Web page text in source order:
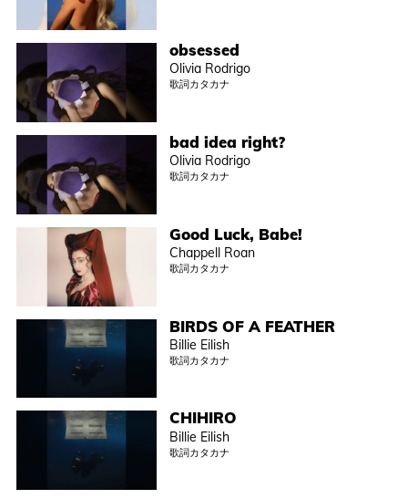
obsessed
Olivia Rodrigo
歌詞カタカナ
bad idea right?
Olivia Rodrigo
歌詞カタカナ
Good Luck, Babe!
Chappell Roan
歌詞カタカナ
BIRDS OF A FEATHER
Billie Eilish
歌詞カタカナ
CHIHIRO
Billie Eilish
歌詞カタカナ